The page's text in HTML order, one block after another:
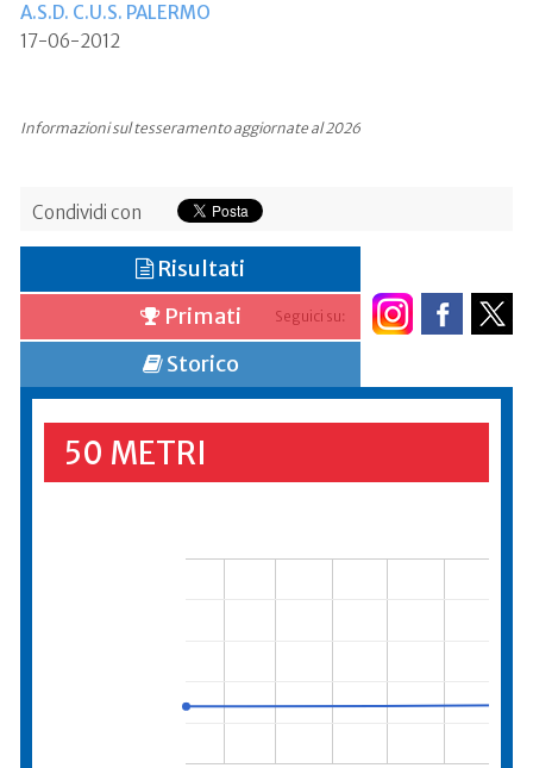
A.S.D. C.U.S. PALERMO
17-06-2012
Informazioni sul tesseramento aggiornate al 2026
Condividi con
Seguici su:
Risultati
Primati
Storico
50 METRI